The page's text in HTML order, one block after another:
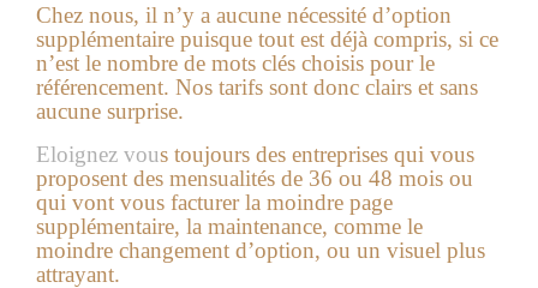
Chez nous, il n’y a aucune nécessité d’option
supplémentaire puisque tout est déjà compris, si ce
n’est le nombre de mots clés choisis pour le
référencement. Nos tarifs sont donc clairs et sans
aucune surprise.
Eloignez vous toujours des entreprises qui vous
proposent des mensualités de 36 ou 48 mois ou
qui vont vous facturer la moindre page
supplémentaire, la maintenance, comme le
moindre changement d’option, ou un visuel plus
attrayant.